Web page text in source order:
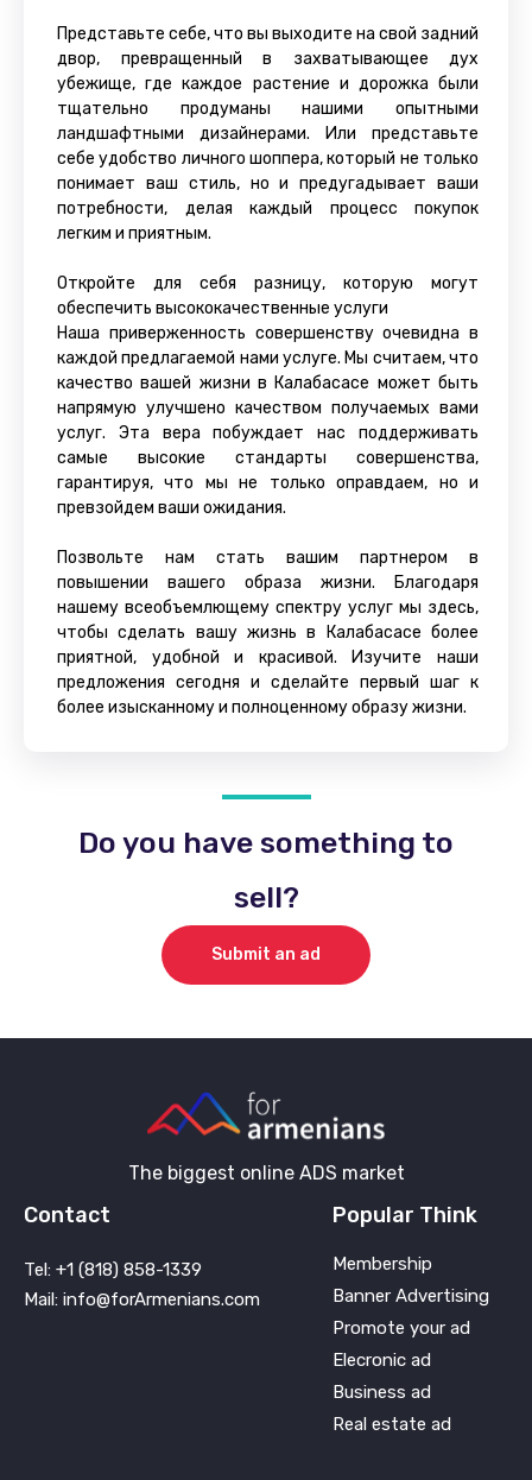
Представьте себе, что вы выходите на свой задний
двор, превращенный в захватывающее дух
убежище, где каждое растение и дорожка были
тщательно продуманы нашими опытными
ландшафтными дизайнерами. Или представьте
себе удобство личного шоппера, который не только
понимает ваш стиль, но и предугадывает ваши
потребности, делая каждый процесс покупок
легким и приятным.
Откройте для себя разницу, которую могут
обеспечить высококачественные услуги
Наша приверженность совершенству очевидна в
каждой предлагаемой нами услуге. Мы считаем, что
качество вашей жизни в Калабасасе может быть
напрямую улучшено качеством получаемых вами
услуг. Эта вера побуждает нас поддерживать
самые высокие стандарты совершенства,
гарантируя, что мы не только оправдаем, но и
превзойдем ваши ожидания.
Позвольте нам стать вашим партнером в
повышении вашего образа жизни. Благодаря
нашему всеобъемлющему спектру услуг мы здесь,
чтобы сделать вашу жизнь в Калабасасе более
приятной, удобной и красивой. Изучите наши
предложения сегодня и сделайте первый шаг к
более изысканному и полноценному образу жизни.
Do you have something to
sell?
Submit an ad
The biggest online ADS market
Contact
Tel: +1 (818) 858-1339
Mail: info@forArmenians.com
Popular Think
Membership
Banner Advertising
Promote your ad
Elecronic ad
Business ad
Real estate ad